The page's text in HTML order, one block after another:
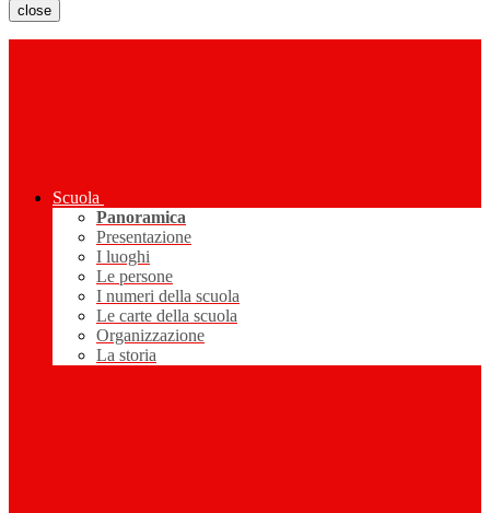
close
Scuola
Panoramica
Presentazione
I luoghi
Le persone
I numeri della scuola
Le carte della scuola
Organizzazione
La storia